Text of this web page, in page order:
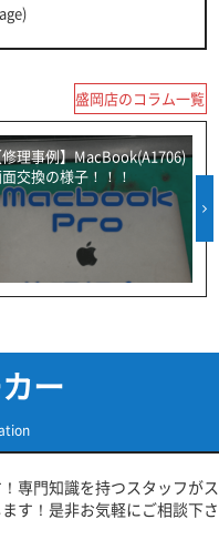
盛岡店のコラム一覧
修理事例】MacBook(A1706)
交換の様子！！！
ー
専門知識を持つスタッフがス
す！是非お気軽にご相談下さ